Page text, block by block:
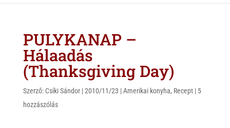
PULYKANAP –
Hálaadás
(Thanksgiving Day)
Szerző: Csíki Sándor|2010/11/23 |Amerikai konyha, Recept| 5
hozzászólás